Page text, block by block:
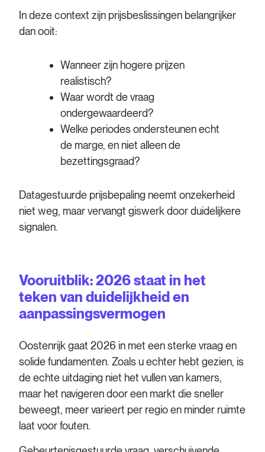
In deze context zijn prijsbeslissingen belangrijker
dan ooit:
Wanneer zijn hogere prijzen
realistisch?
Waar wordt de vraag
ondergewaardeerd?
Welke periodes ondersteunen echt
de marge, en niet alleen de
bezettingsgraad?
Datagestuurde prijsbepaling neemt onzekerheid
niet weg, maar vervangt giswerk door duidelijkere
signalen.
Vooruitblik: 2026 staat in het
teken van duidelijkheid en
aanpassingsvermogen
Oostenrijk gaat 2026 in met een sterke vraag en
solide fundamenten. Zoals u echter hebt gezien, is
de echte uitdaging niet het vullen van kamers,
maar het navigeren door een markt die sneller
beweegt, meer varieert per regio en minder ruimte
laat voor fouten.